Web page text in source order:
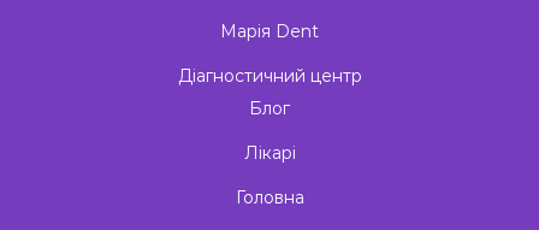
Марія Dent
Діагностичний центр
Блог
Лікарі
Головна